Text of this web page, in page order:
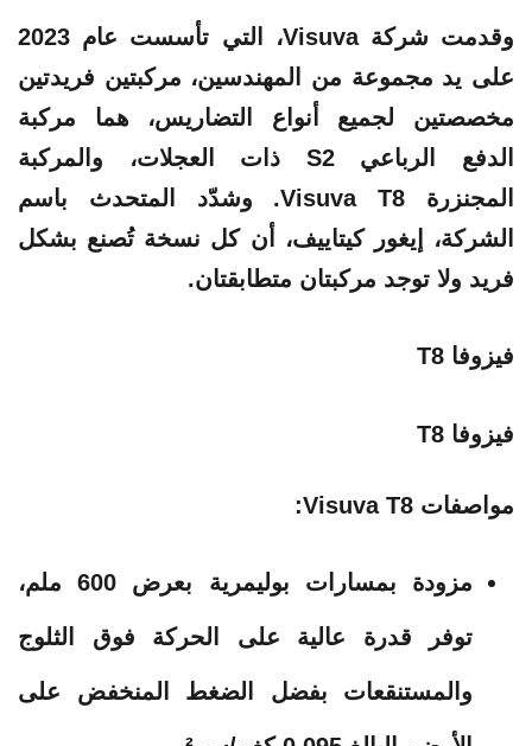
وقدمت شركة Visuva، التي تأسست عام 2023
على يد مجموعة من المهندسين، مركبتين فريدتين
مخصصتين لجميع أنواع التضاريس، هما مركبة
الدفع الرباعي S2 ذات العجلات، والمركبة
المجنزرة Visuva T8. وشدّد المتحدث باسم
الشركة، إيغور كيتاييف، أن كل نسخة تُصنع بشكل
فريد ولا توجد مركبتان متطابقتان.
فيزوفا T8
فيزوفا T8
مواصفات Visuva T8:
مزودة بمسارات بوليمرية بعرض 600 ملم،
توفر قدرة عالية على الحركة فوق الثلوج
والمستنقعات بفضل الضغط المنخفض على